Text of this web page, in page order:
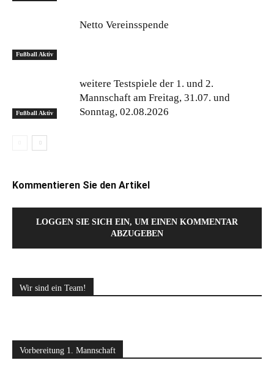
Fußball Aktiv
Netto Vereinsspende
Fußball Aktiv
weitere Testspiele der 1. und 2.
Mannschaft am Freitag, 31.07. und
Sonntag, 02.08.2026
Kommentieren Sie den Artikel
LOGGEN SIE SICH EIN, UM EINEN KOMMENTAR
ABZUGEBEN
Wir sind ein Team!
Vorbereitung 1. Mannschaft